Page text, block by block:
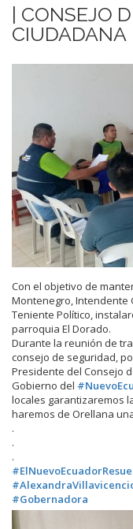
| CONSEJO
CIUDADANA
Con el objetivo de
Montenegro, Intendente
Teniente Político,
parroquia El Dorado.
Durante la reunión de
consejo de seguridad,
Presidente del Consejo
Gobierno del
locales garantizaremos
haremos de Orellana
.
.
.
#Gobernadora